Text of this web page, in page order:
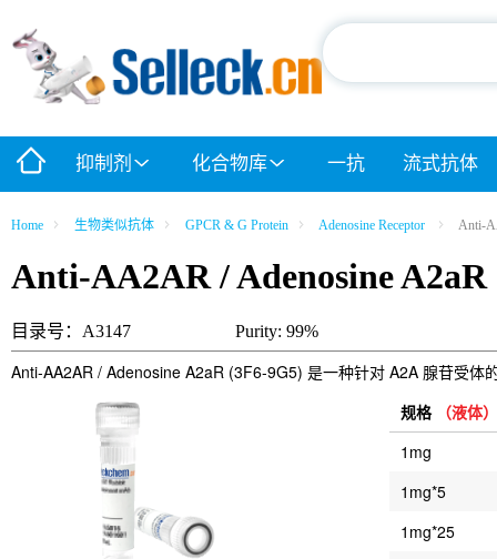
抑制剂 化合物库 一抗 流式抗体
Home 生物类似抗体 GPCR & G Protein Adenosine Receptor Anti-
Anti-AA2AR / Adenosine A2aR
目录号：A3147 Purity: 99%
Anti-AA2AR / Adenosine A2aR (3F6-9G5) 是一种针对 A2A 腺苷受
规格 （液体）
1mg
1mg*5
1mg*25